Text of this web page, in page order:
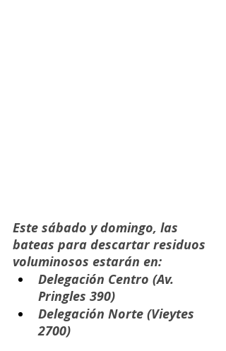
Este sábado y domingo, las
bateas para descartar residuos
voluminosos estarán en:
Delegación Centro (Av.
Pringles 390)
Delegación Norte (Vieytes
2700)